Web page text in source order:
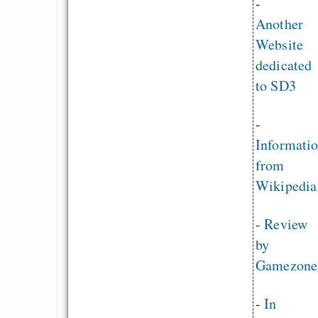
Another
Website
dedicated
to SD3
-
from
Wikipedia
-Review
by
Gamezone
-In